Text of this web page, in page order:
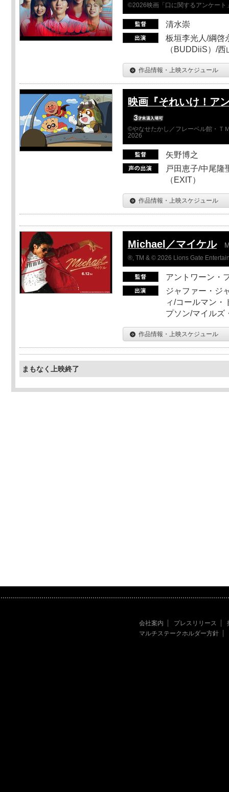
©2026映画「口に関するアンケート
清水崇
板垣李光人/綱啓
（BUDDiiS）/
作品情報・上映スケジュール
映画『それいけ！ア
©やなせたかし／フレーベル館・Ｔ
2026
矢野博之
戸田恵子/中尾隆
（EXIT）
作品情報・上映スケジュール
Michael／マイケル
®, TM & © 2026 Lions Gate
アントワーン・
ジャファー・ジ
ィ/コールマン・
プソン/マイルズ
作品情報・上映スケジュール
まもなく上映終了
会社案内 プレスリリース
マルチステークホルダー方針